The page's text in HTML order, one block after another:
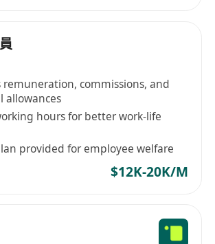
織力及出色細節管理，善於多工處
維開放，具有實踐精神和敢於進取
等專業行業背景優先
remuneration, commissions, and
allowances
hours for better work-life
provided for employee welfare
$12K-20K/M